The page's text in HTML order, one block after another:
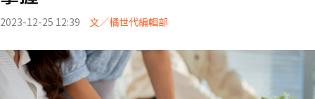
2023-12-25 12:39 文／橘世代編輯部